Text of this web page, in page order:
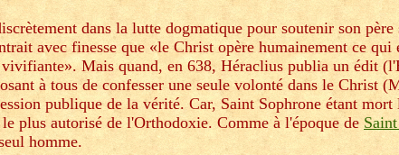
dans la lutte dogmatique pour soutenir son
avec finesse que «le Christ opère humainement ce qui
Mais quand, en 638, Héraclius publia un édit
à tous de confesser une seule volonté dans le Christ
publique de la vérité. Car, Saint Sophrone étant mort
plus autorisé de l'Orthodoxie. Comme à l'époque de
homme.